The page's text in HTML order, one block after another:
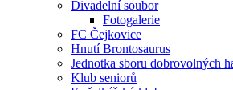
Divadelní soubor
Fotogalerie
FC Čejkovice
Hnutí Brontosaurus
Jednotka sboru dobrovolných
Klub seniorů